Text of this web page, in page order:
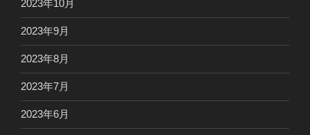
2023年10月
2023年9月
2023年8月
2023年7月
2023年6月